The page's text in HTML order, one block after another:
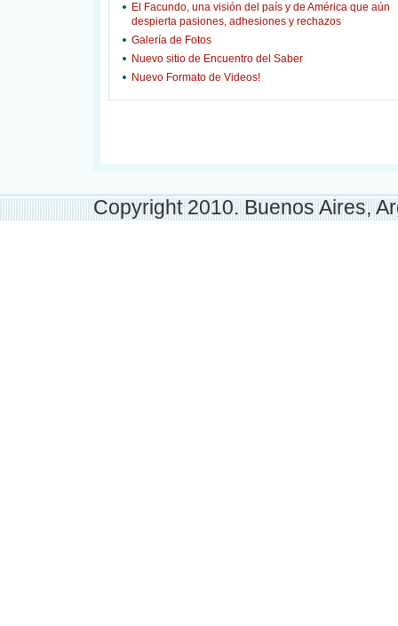
El Facundo, una visión del país y de América que aún
despierta pasiones, adhesiones y rechazos
Galería de Fotos
Nuevo sitio de Encuentro del Saber
Nuevo Formato de Videos!
Copyright 2010. Buenos Aires,